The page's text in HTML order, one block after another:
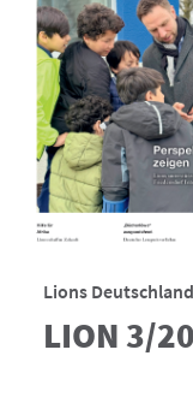
Lions Deutschland
LION 3/